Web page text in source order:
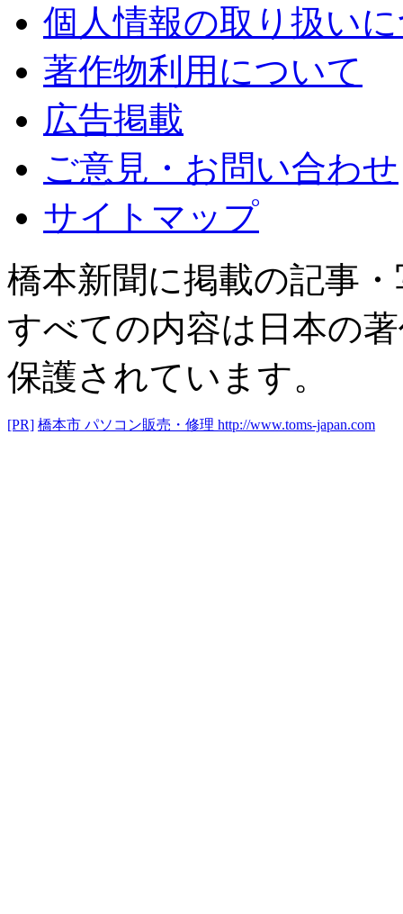
個人情報の取り扱い
著作物利用について
広告掲載
ご意見・お問い合わせ
サイトマップ
橋本新聞に掲載の記事
すべての内容は日本の
保護されています。
[PR] 橋本市 パソコン販売・修理 http://www.toms-japan.com